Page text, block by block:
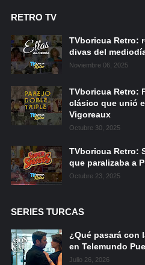
RETRO TV
TVboricua Retro:
divas del
Noviembre 06, 2025
TVboricua Retro:
clásico que unió
Vigoreaux
Octubre 30, 2025
TVboricua Retro:
que paralizaba a
Octubre 23, 2025
SERIES TURCAS
¿Qué pasará con
en Telemundo
Julio 26, 2026